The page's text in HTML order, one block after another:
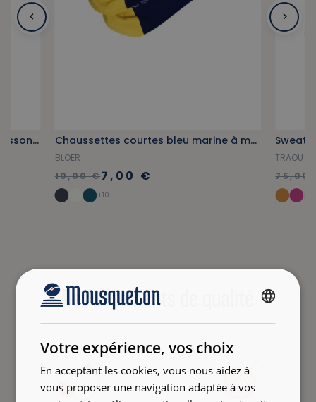
Chaussettes courtes à motifs poissons bleu ciel Chaussettes courtes bleu marine à motifs éperlans
BLOER
10,00 €7,00 €
+10
TRAOU
75,00
Des vêtements de qualité
Votre expérience, vos choix
En acceptant les cookies, vous nous aidez à
vous proposer une navigation adaptée à vos